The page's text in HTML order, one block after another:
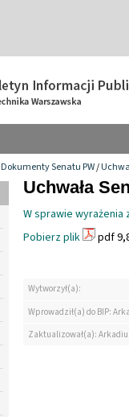
Dokumenty Senatu PW/
Uchwała
W sprawie
Pobierz plik
pdf
Wytworzył(a):
Wprowadził(a) do BIP:
Zaktualizował(a):